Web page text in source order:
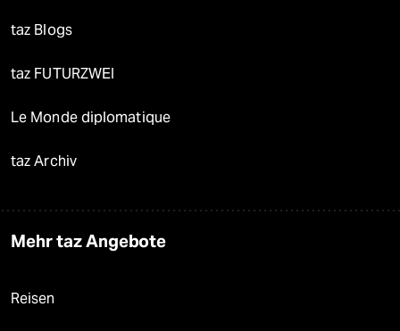
taz Blogs
taz FUTURZWEI
Le Monde diplomatique
taz Archiv
Mehr taz Angebote
Reisen